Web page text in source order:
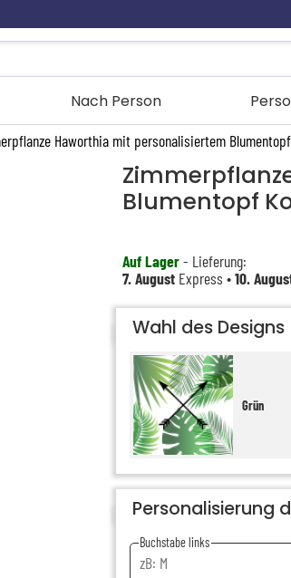
Nach Person
Haworthia mit personalisiertem
Blumentopf
Auf Lager- Lieferung:
7. AugustExpress •10.
Wahl des Designs
Grün
Personalisierung
Buchstabe links